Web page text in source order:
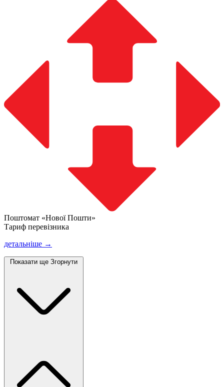
Поштомат «Нової Пошти»
Тариф перевізника
детальніше →
Показати ще Згорнути